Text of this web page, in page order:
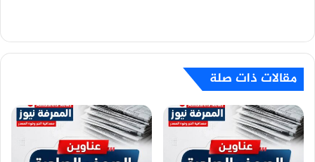
مقالات ذات صلة